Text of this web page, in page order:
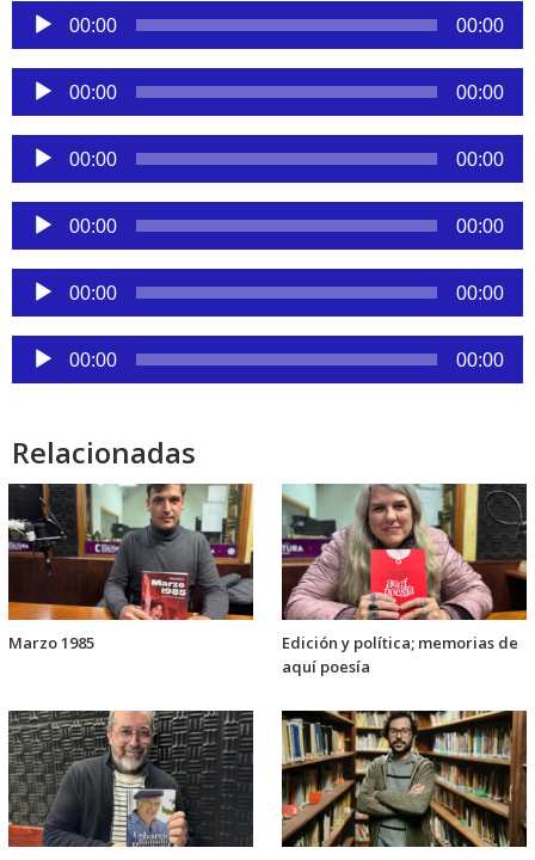
Reproductor
de
audio
00:00 00:00
Reproductor
de
audio
00:00 00:00
Reproductor
de
audio
00:00 00:00
Reproductor
de
audio
00:00 00:00
Reproductor
de
audio
00:00 00:00
Reproductor
de
00:00 00:00
Relacionadas
Marzo 1985
Edición y política; memorias de
aquí poesía